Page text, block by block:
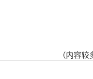
（内容